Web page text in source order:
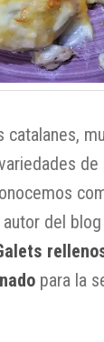
del blog
para la